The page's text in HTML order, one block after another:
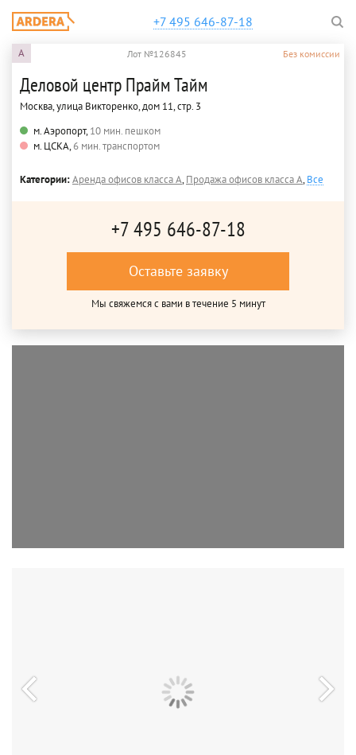
+7 495 646-87-18
A Лот №126845 Без комиссии
Деловой центр Прайм Тайм
Москва, улица Викторенко, дом 11, стр. 3
м. Аэропорт,10 мин. пешком
м. ЦСКА,6 мин. транспортом
Категории:Аренда офисов класса A,Продажа офисов класса A,Все
+7 495 646-87-18
Оставьте заявку
Мы свяжемся с вами в течение 5 минут